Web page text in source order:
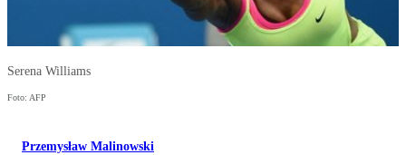
Serena Williams
Foto: AFP
Przemysław Malinowski